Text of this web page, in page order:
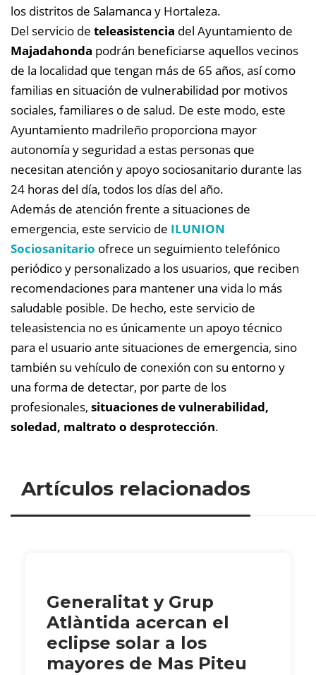
los distritos de Salamanca y Hortaleza.
Del servicio de teleasistencia del Ayuntamiento de
Majadahonda podrán beneficiarse aquellos vecinos
de la localidad que tengan más de 65 años, así como
familias en situación de vulnerabilidad por motivos
sociales, familiares o de salud. De este modo, este
Ayuntamiento madrileño proporciona mayor
autonomía y seguridad a estas personas que
necesitan atención y apoyo sociosanitario durante las
24 horas del día, todos los días del año.
Además de atención frente a situaciones de
emergencia, este servicio de ILUNION
Sociosanitario ofrece un seguimiento telefónico
periódico y personalizado a los usuarios, que reciben
recomendaciones para mantener una vida lo más
saludable posible. De hecho, este servicio de
teleasistencia no es únicamente un apoyo técnico
para el usuario ante situaciones de emergencia, sino
también su vehículo de conexión con su entorno y
una forma de detectar, por parte de los
profesionales, situaciones de vulnerabilidad,
soledad, maltrato o desprotección.
Artículos relacionados
Generalitat y Grup
Atlàntida acercan el
eclipse solar a los
mayores de Mas Piteu